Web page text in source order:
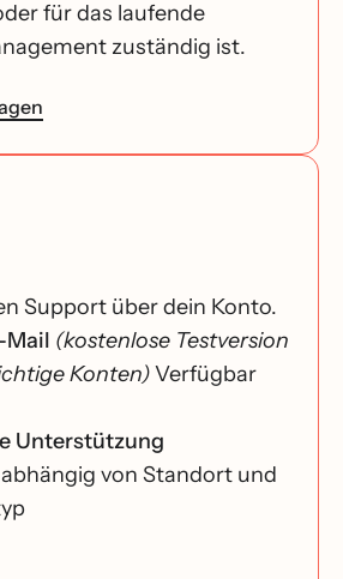
für das laufende
zuständig ist.
Support über dein Konto.
Mail (kostenlose Testversion
Konten)Verfügbar
Unterstützung
von Standort und